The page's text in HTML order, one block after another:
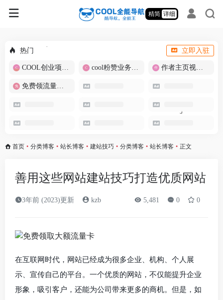
精简 详细
热门 立即入驻
COOL创业项目商城 cool粉赞业务商城【爆粉引流】 作者主页视频批量提取
免费领流量卡-包邮
首页 • 分类博客 • 站长博客 • 建站技巧 • 分类博客 • 站长博客 • 正文
善用这些网站建站技巧打造优质网站
3年前 (2023)更新 kzb 5,481 0 0
在互联网时代，网站已经成为很多企业、机构、个人展
示、宣传自己的平台。一个优质的网站，不仅能提升企业
形象，吸引客户，还能为公司带来更多的商机。但是，如